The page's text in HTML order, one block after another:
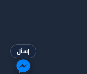
إسأل